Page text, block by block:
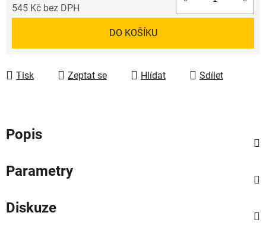
545 Kč bez DPH
DO KOŠÍKU
Tisk Zeptat se Hlídat Sdílet
Popis
Parametry
Diskuze